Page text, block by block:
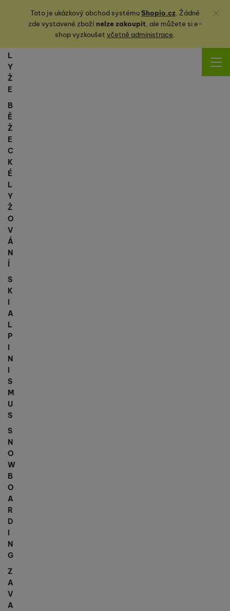
Toto je ukázkový obchod systémuShopio.cz. Žádné
zde vystavené zbožínelze zakoupit, ale můžete sie-
shop vyzkoušet včetně administrace.
Zavřít
L
Y
Ž
E
B
Ě
Ž
E
C
K
É
L
Y
Ž
O
V
Á
N
Í
S
K
I
A
L
P
I
N
I
S
M
U
S
S
N
O
W
B
O
A
R
D
N
G
Z
A
V
A